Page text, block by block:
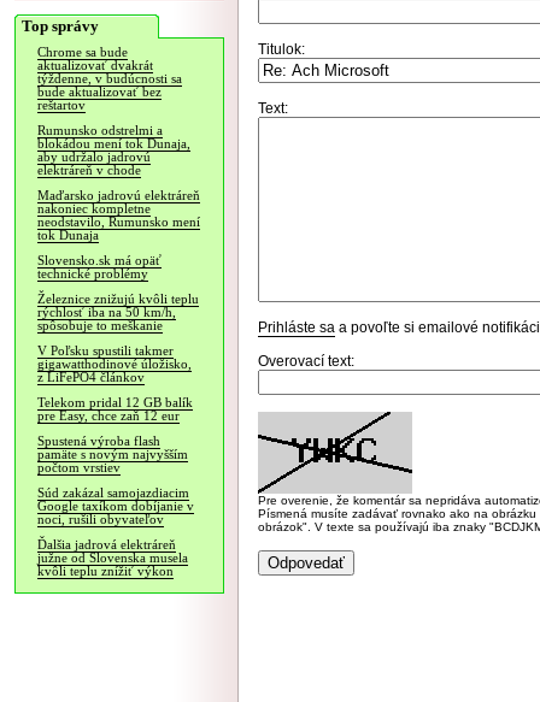
Top správy
Chrome sa bude
aktualizovať dvakrát
týždenne, v budúcnosti sa
bude aktualizovať bez
reštartov
Rumunsko odstrelmi a
blokádou mení tok Dunaja,
aby udržalo jadrovú
elektráreň v chode
Maďarsko jadrovú elektráreň
nakoniec kompletne
neodstavilo, Rumunsko mení
tok Dunaja
Slovensko.sk má opäť
technické problémy
Železnice znižujú kvôli teplu
rýchlosť iba na 50 km/h,
spôsobuje to meškanie
V Poľsku spustili takmer
gigawatthodinové úložisko,
z LiFePO4 článkov
Telekom pridal 12 GB balík
pre Easy, chce zaň 12 eur
Spustená výroba flash
pamäte s novým najvyšším
počtom vrstiev
Súd zakázal samojazdiacim
Google taxíkom dobíjanie v
noci, rušili obyvateľov
Ďalšia jadrová elektráreň
južne od Slovenska musela
kvôli teplu znížiť výkon
Titulok:
Text:
Prihláste sa a povoľte si emailové
Overovací text:
Pre overenie, že komentár sa nepridáva
Písmená musíte zadávať rovnako ako na
obrázok". V texte sa používajú iba znaky